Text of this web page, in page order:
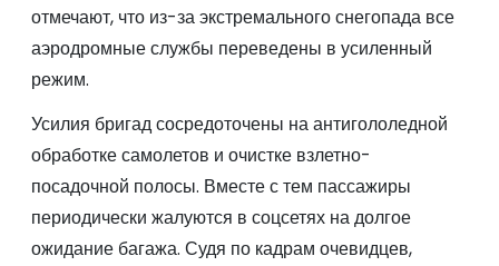
отмечают, что из-за экстремального снегопада все
аэродромные службы переведены в усиленный
режим.
Усилия бригад сосредоточены на антигололедной
обработке самолетов и очистке взлетно-
посадочной полосы. Вместе с тем пассажиры
периодически жалуются в соцсетях на долгое
ожидание багажа. Судя по кадрам очевидцев,